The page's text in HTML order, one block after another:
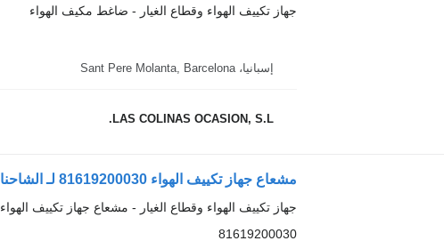
جهاز تكييف الهواء وقطاع الغيار - ضاغط مكيف الهواء
إسبانيا، Sant Pere Molanta, Barcelona
LAS COLINAS OCASION, S.L.
مشعاع جهاز تكييف الهواء 81619200030 لـ الشاحنات MAN TGA
جهاز تكييف الهواء وقطاع الغيار - مشعاع جهاز تكييف الهواء
81619200030